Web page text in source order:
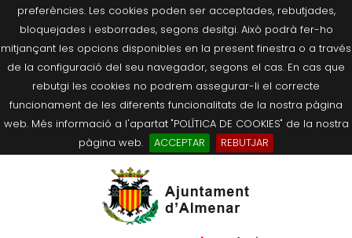
preferències. Les cookies poden ser acceptades, rebutjades,
bloquejades i esborrades, segons desitgi. Això podrà fer-ho
mitjançant les opcions disponibles en la present finestra o a través
de la configuració del seu navegador, segons el cas. En cas que
rebutgi les cookies no podrem assegurar-li el correcte
funcionament de les diferents funcionalitats de la nostra pàgina
web. Més informació a l'apartat "POLÍTICA DE COOKIES" de la nostra
pàgina web.
ACCEPTAR
REBUTJAR
Salutació de l’Alcaldessa
Composició Consistori
Agricultura, Ramaderia i Medi
Què és la Seu Electrònica?
Últimes publicacions